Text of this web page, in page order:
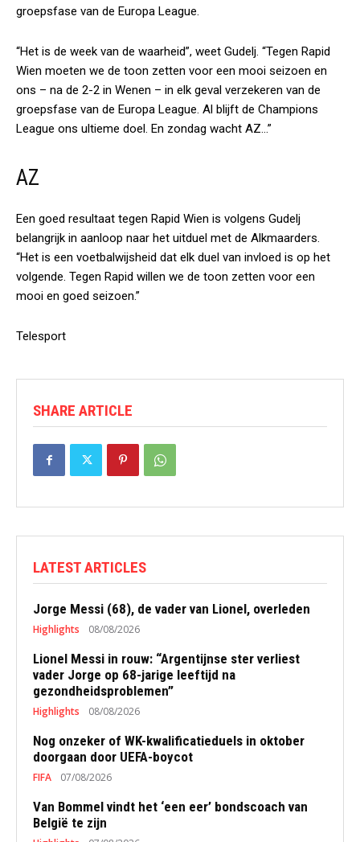
groepsfase van de Europa League.
“Het is de week van de waarheid”, weet Gudelj. “Tegen Rapid
Wien moeten we de toon zetten voor een mooi seizoen en
ons – na de 2-2 in Wenen – in elk geval verzekeren van de
groepsfase van de Europa League. Al blijft de Champions
League ons ultieme doel. En zondag wacht AZ…”
AZ
Een goed resultaat tegen Rapid Wien is volgens Gudelj
belangrijk in aanloop naar het uitduel met de Alkmaarders.
“Het is een voetbalwijsheid dat elk duel van invloed is op het
volgende. Tegen Rapid willen we de toon zetten voor een
mooi en goed seizoen.”
Telesport
SHARE ARTICLE
LATEST ARTICLES
Jorge Messi (68), de vader van Lionel, overleden
Highlights 08/08/2026
Lionel Messi in rouw: “Argentijnse ster verliest
vader Jorge op 68-jarige leeftijd na
gezondheidsproblemen”
Highlights 08/08/2026
Nog onzeker of WK-kwalificatieduels in oktober
doorgaan door UEFA-boycot
FIFA 07/08/2026
Van Bommel vindt het ‘een eer’ bondscoach van
België te zijn